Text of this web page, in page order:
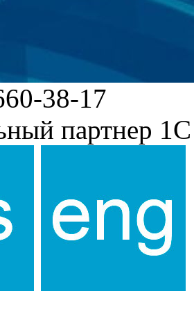
38-17
партнер 1С